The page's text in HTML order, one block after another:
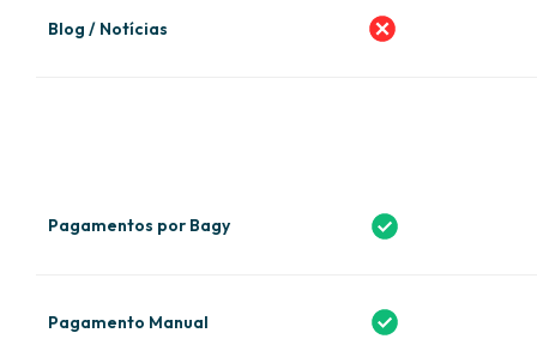
Blog / Notícias
Pagamentos por Bagy
Pagamento Manual